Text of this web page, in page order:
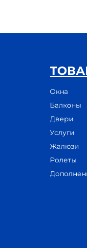
Окна
Балконы
Двери
Услуги
Жалюзи
Ролеты